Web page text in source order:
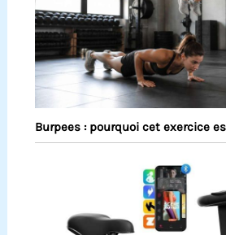
Burpees : pourquoi cet exercice